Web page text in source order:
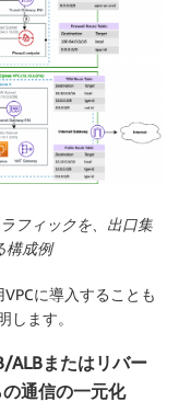
フィックを、出口集
構成例
に導入することも
します。
ALBまたはリバー
通信の一元化